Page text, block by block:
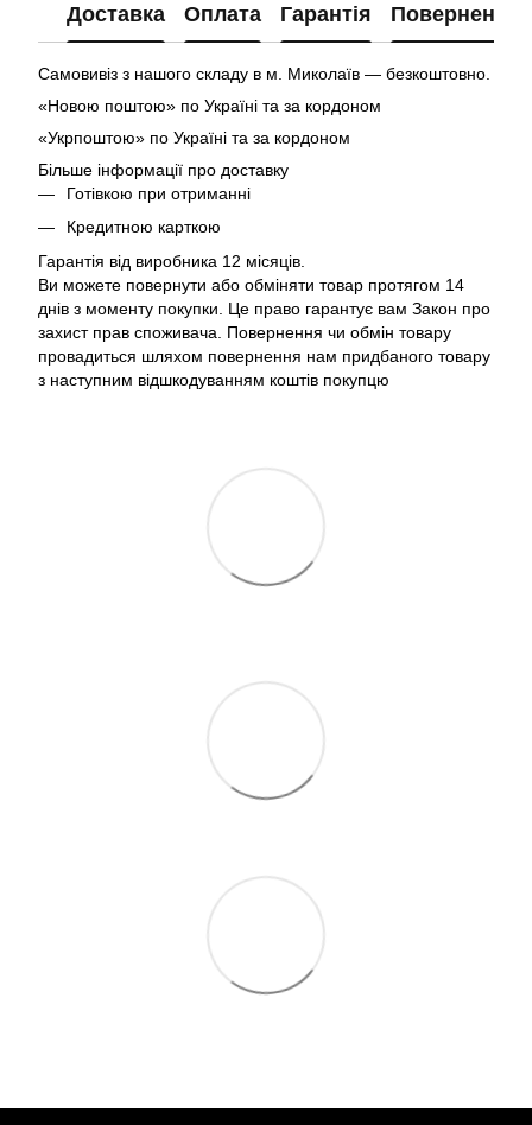
Доставка Оплата Гарантія Повернення
Самовивіз з нашого складу в м. Миколаїв — безкоштовно.
«Новою поштою» по Україні та за кордоном
«Укрпоштою» по Україні та за кордоном
Більше інформації про доставку
Готівкою при отриманні
Кредитною карткою
Гарантія від виробника 12 місяців.
Ви можете повернути або обміняти товар протягом 14
днів з моменту покупки. Це право гарантує вам Закон про
захист прав споживача. Повернення чи обмін товару
провадиться шляхом повернення нам придбаного товару
з наступним відшкодуванням коштів покупцю